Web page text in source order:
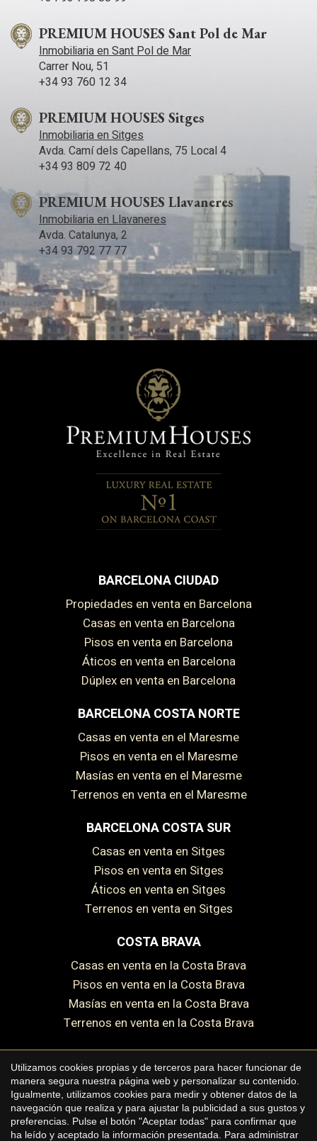
PREMIUM HOUSES Sant Pol de Mar
Inmobiliaria en Sant Pol de Mar
Carrer Nou, 51
+34 93 760 12 34
PREMIUM HOUSES Sitges
Inmobiliaria en Sitges
Avda. Camí­ dels Capellans, 75 Local 4
+34 93 809 72 40
PREMIUM HOUSES Llavaneres
Inmobiliaria en Llavaneres
Avda. Catalunya, 2
+34 93 792 77 77
BARCELONA CIUDAD
Propiedades en venta en Barcelona
Casas en venta en Barcelona
Pisos en venta en Barcelona
Áticos en venta en Barcelona
Dúplex en venta en Barcelona
BARCELONA COSTA NORTE
Casas en venta en el Maresme
Pisos en venta en el Maresme
Masías en venta en el Maresme
Terrenos en venta en el Maresme
BARCELONA COSTA SUR
Casas en venta en Sitges
Pisos en venta en Sitges
Áticos en venta en Sitges
Terrenos en venta en Sitges
COSTA BRAVA
Casas en venta en la Costa Brava
Pisos en venta en la Costa Brava
Masías en venta en la Costa Brava
Terrenos en venta en la Costa Brava
Copyright © 2026 Premium Houses
Aviso legal
Utilizamos cookies propias y de terceros para hacer funcionar de
manera segura nuestra página web y personalizar su contenido.
Igualmente, utilizamos cookies para medir y obtener datos de la
navegación que realiza y para ajustar la publicidad a sus gustos y
preferencias. Pulse el botón "Aceptar todas" para confirmar que
ha leído y aceptado la información presentada. Para administrar